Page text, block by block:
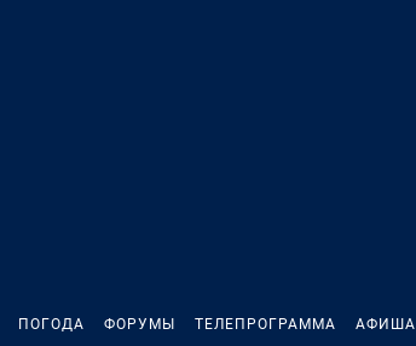
ПОГОДА ФОРУМЫ ТЕЛЕПРОГРАММА АФИША